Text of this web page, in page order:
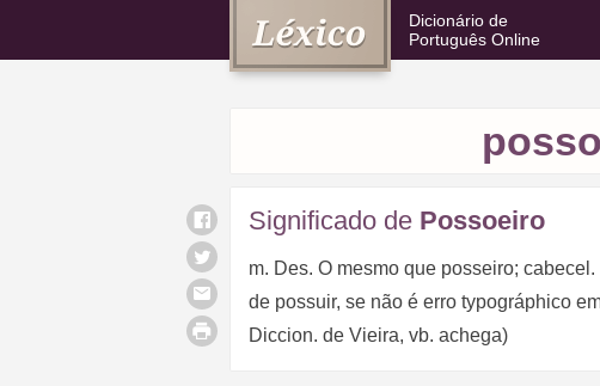
Dicionário de
Português Online
Significado de Possoeiro
m. Des. O mesmo que posseiro;
de possuir, se não é erro typográphico
Diccion. de Vieira, vb. achega)